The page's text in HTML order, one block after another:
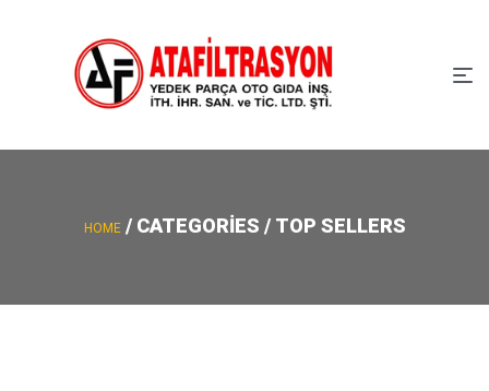
HOME/ CATEGORIES / TOP SELLERS